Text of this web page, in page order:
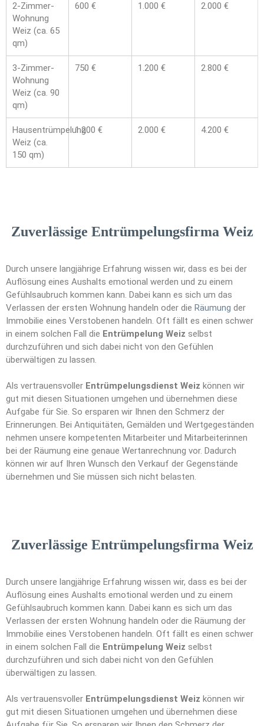
2-Zimmer-
Wohnung
Weiz (ca. 65
qm)
600 € 1.000 € 2.000 €
3-Zimmer-
Wohnung
Weiz (ca. 90
qm)
750 € 1.200 € 2.800 €
Hausentrümpelung
Weiz (ca.
150 qm)
1.200 € 2.000 € 4.200 €
Zuverlässige Entrümpelungsfirma Weiz
Durch unsere langjährige Erfahrung wissen wir, dass es bei der
Auflösung eines Aushalts emotional werden und zu einem
Gefühlsaubruch kommen kann. Dabei kann es sich um das
Verlassen der ersten Wohnung handeln oder die Räumung der
Immobilie eines Verstobenen handeln. Oft fällt es einen schwer
in einem solchen Fall die Entrümpelung Weiz selbst
durchzuführen und sich dabei nicht von den Gefühlen
überwältigen zu lassen.
Als vertrauensvoller Entrümpelungsdienst Weiz können wir
gut mit diesen Situationen umgehen und übernehmen diese
Aufgabe für Sie. So ersparen wir Ihnen den Schmerz der
Erinnerungen. Bei Antiquitäten, Gemälden und Wertgegeständen
nehmen unsere kompetenten Mitarbeiter und Mitarbeiterinnen
bei der Räumung eine genaue Wertanrechnung vor. Dadurch
können wir auf Ihren Wunsch den Verkauf der Gegenstände
übernehmen und Sie müssen sich nicht belasten.
Zuverlässige Entrümpelungsfirma Weiz
Durch unsere langjährige Erfahrung wissen wir, dass es bei der
Auflösung eines Aushalts emotional werden und zu einem
Gefühlsaubruch kommen kann. Dabei kann es sich um das
Verlassen der ersten Wohnung handeln oder die Räumung der
Immobilie eines Verstobenen handeln. Oft fällt es einen schwer
in einem solchen Fall die Entrümpelung Weiz selbst
durchzuführen und sich dabei nicht von den Gefühlen
überwältigen zu lassen.
Als vertrauensvoller Entrümpelungsdienst Weiz können wir
gut mit diesen Situationen umgehen und übernehmen diese